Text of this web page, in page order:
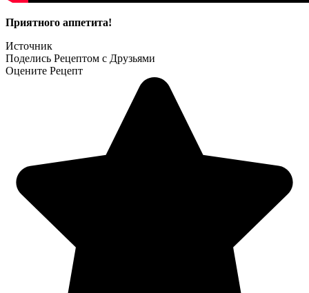
Приятного аппетита!
Источник
Поделись Рецептом с Друзьями
Оцените Рецепт